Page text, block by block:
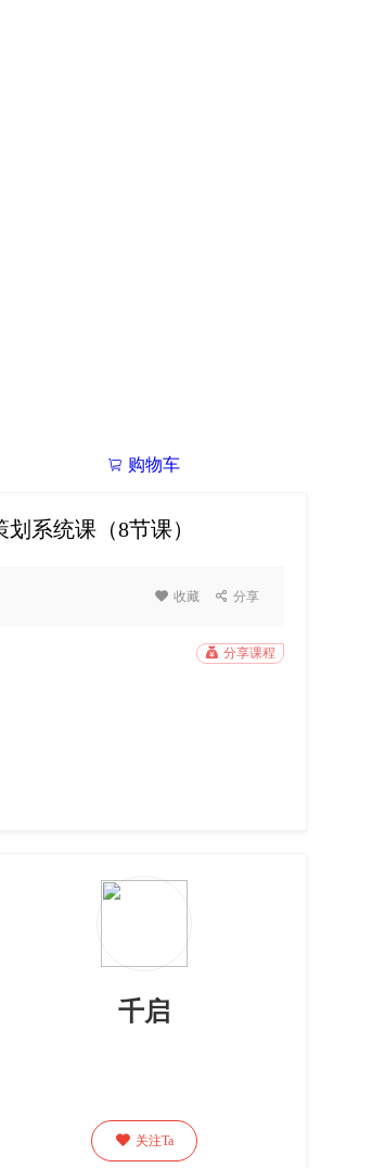
 购物车
系统课（8节课）
 收藏  分享
 分享课程
千启
 关注Ta